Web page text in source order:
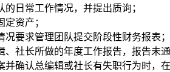
的日常工作情况，并提出质询；
定资产；
况要求管理团队提交阶段性财务报表；
、社长所做的年度工作报告，报告未
并确认总编辑或社长有失职行为时，